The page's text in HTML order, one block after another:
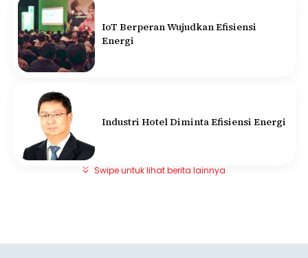
IoT Berperan Wujudkan Efisiensi
Energi
Industri Hotel Diminta Efisiensi Energi
Swipe untuk lihat berita lainnya